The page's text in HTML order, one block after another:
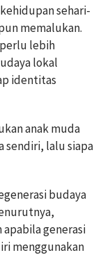
sehari-
memalukan.
lebih
lokal
identitas
anak muda
sendiri, lalu siapa
budaya
generasi
menggunakan